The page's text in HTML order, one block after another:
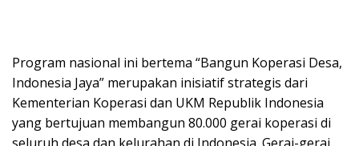
Program nasional ini bertema “Bangun Koperasi Desa,
Indonesia Jaya” merupakan inisiatif strategis dari
Kementerian Koperasi dan UKM Republik Indonesia
yang bertujuan membangun 80.000 gerai koperasi di